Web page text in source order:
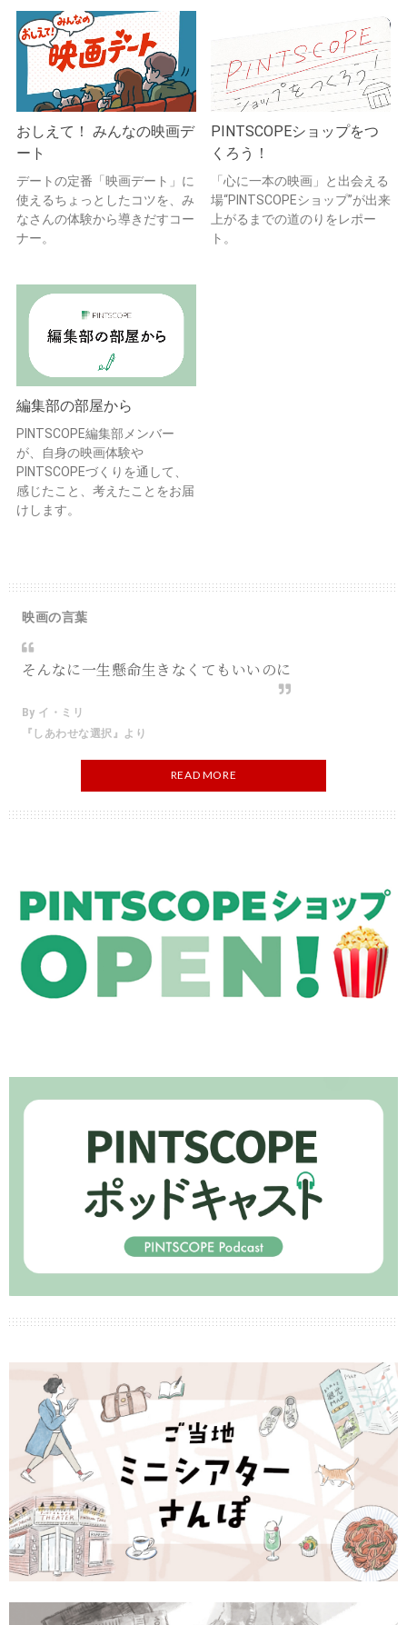
おしえて！ みんなの映画デ
ート
デートの定番「映画デート」に
使えるちょっとしたコツを、み
なさんの体験から導きだすコー
ナー。
PINTSCOPEショップをつ
くろう！
「心に一本の映画」と出会える
場“PINTSCOPEショップ”が出来
上がるまでの道のりをレポー
ト。
編集部の部屋から
PINTSCOPE編集部メンバー
が、自身の映画体験や
PINTSCOPEづくりを通して、
感じたこと、考えたことをお届
けします。
映画の言葉
そんなに一生懸命生きなくてもいいのに
By イ・ミリ
『しあわせな選択』より
READ MORE